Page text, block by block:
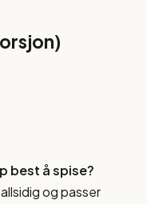
best å spise?
og passer